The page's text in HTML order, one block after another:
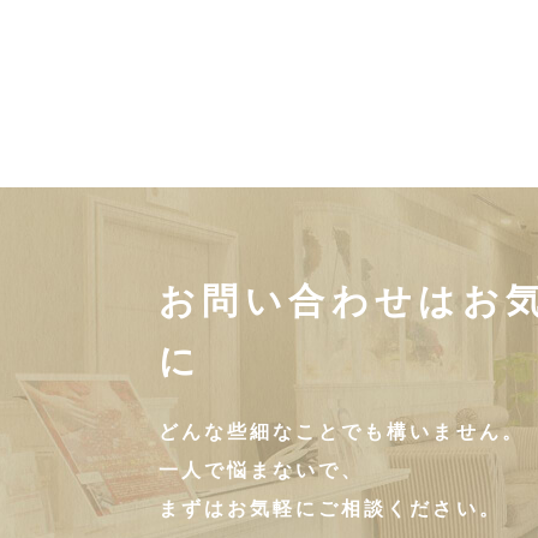
お問い合わせはお
に
どんな些細なことでも構いません。
一人で悩まないで、
まずはお気軽にご相談ください。